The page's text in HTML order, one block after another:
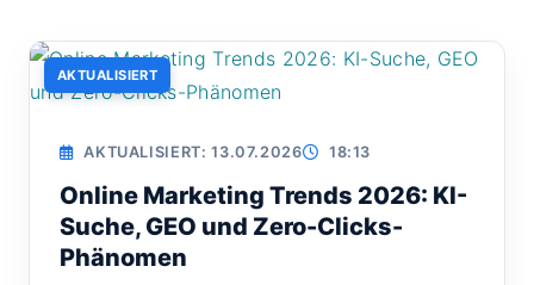
AKTUALISIERT
AKTUALISIERT: 13.07.2026 18:13
Online Marketing Trends 2026: KI-
Suche, GEO und Zero-Clicks-
Phänomen